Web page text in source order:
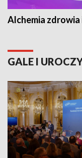
Alchemia
GALE I